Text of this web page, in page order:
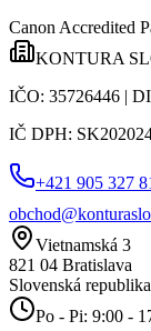
Canon Accredited
KONTURA
IČO: 35726446 |
IČ DPH:
+421 905 327
Vietnamská 3
821 04 Bratislava
Slovenská republika
Po - Pi: 9:00 -